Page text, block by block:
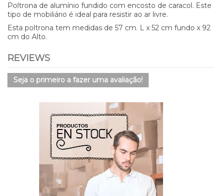
Poltrona de alumínio fundido com encosto de caracol. Este
tipo de mobiliário é ideal para resistir ao ar livre.
Esta poltrona tem medidas de 57 cm. L x 52 cm fundo x 92
cm do Alto.
REVIEWS
Seja o primeiro a fazer uma avaliação!